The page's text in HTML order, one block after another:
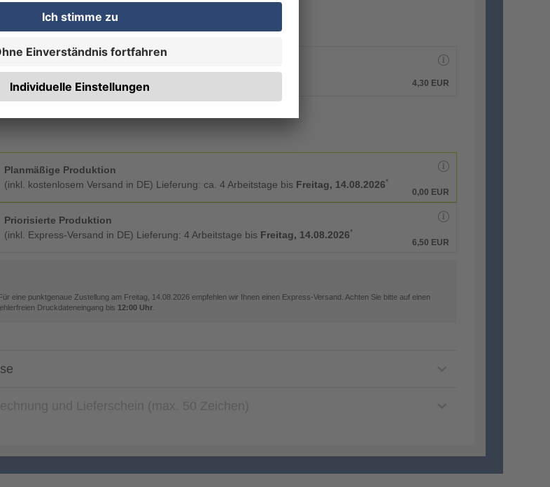
Loch)
4,30 EUR
Planmäßige Produktion
(inkl. kostenlosem Versand in DE) Lieferung: ca. 4 Arbeitstage bis Freitag, 14.08.2026*
0,00 EUR
Priorisierte Produktion
(inkl. Express-Versand in DE) Lieferung: 4 Arbeitstage bis Freitag, 14.08.2026*
6,50 EUR
eine punktgenaue Zustellung am Freitag, 14.08.2026 empfehlen wir Ihnen einen Express-Versand. Achten Sie bitte auf einen
Druckdateneingang bis 12:00 Uhr